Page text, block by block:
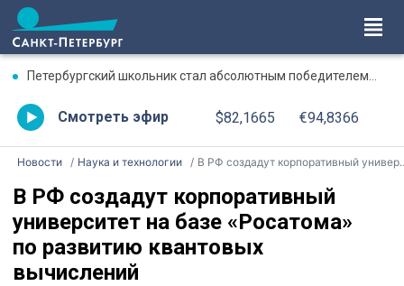
Петербургский школьник стал абсолютным победителем Международной олимпиады по ИИ
Смотреть эфир $82,1665 €94,8366
Новости Наука и технологии В РФ создадут корпоративный университет на базе «Росатома» по развитию квантовых вычислений
В РФ создадут корпоративный
университет на базе «Росатома»
по развитию квантовых
вычислений